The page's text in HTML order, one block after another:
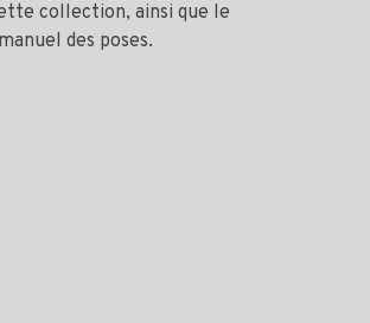
collection, ainsi que le
des poses.